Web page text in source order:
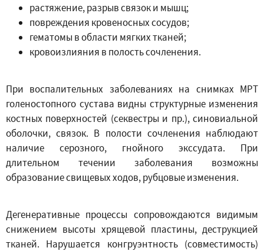
растяжение, разрыв связок и мышц;
повреждения кровеносных сосудов;
гематомы в области мягких тканей;
кровоизлияния в полость сочленения.
При воспалительных заболеваниях на снимках МРТ
голеностопного сустава видны структурные изменения
костных поверхностей (секвестры и пр.), синовиальной
оболочки, связок. В полости сочленения наблюдают
наличие серозного, гнойного экссудата. При
длительном течении заболевания возможны
образование свищевых ходов, рубцовые изменения.
Дегенеративные процессы сопровождаются видимым
снижением высоты хрящевой пластины, деструкцией
тканей. Нарушается конгруэнтность (совместимость)